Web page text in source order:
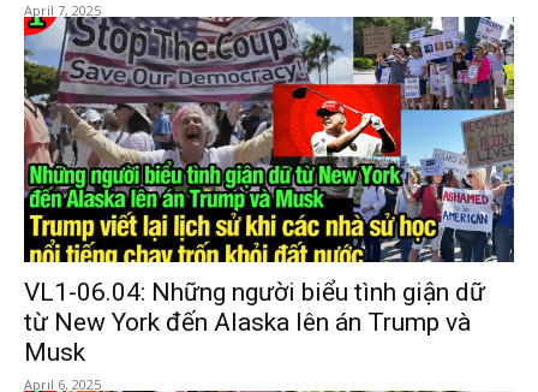
April 7, 2025
VL1-06.04: Những người biểu tình giận dữ
từ New York đến Alaska lên án Trump và
Musk
April 6, 2025